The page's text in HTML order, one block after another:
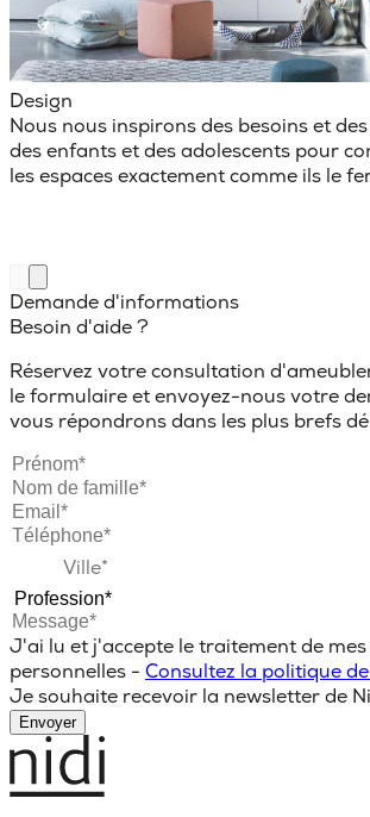
Design
Nous nous inspirons des besoins et
des enfants et des adolescents pour
les espaces exactement comme ils le
Demande d'informations
Besoin d'aide ?
Réservez votre consultation
le formulaire et envoyez-nous votre
vous répondrons dans les plus brefs
J'ai lu et j'accepte le traitement de
personnelles - Consultez la politique
Je souhaite recevoir la newsletter de
Envoyer